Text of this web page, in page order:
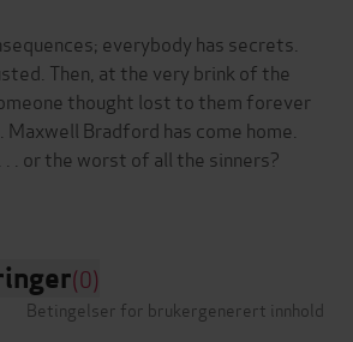
everybody has secrets.
Then, at the very brink of the
thought lost to them forever
Bradford has come home.
. . or the worst of all the sinners?
(0)
Betingelser for brukergenerert innhold